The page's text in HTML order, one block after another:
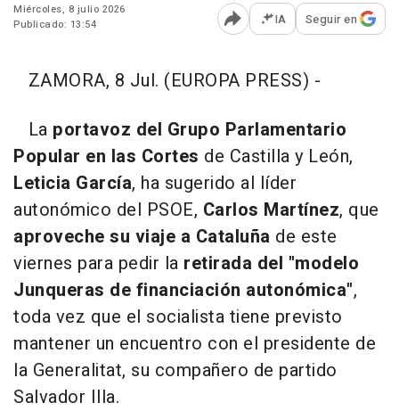
Miércoles, 8 julio 2026
Publicado: 13:54
Abrir opciones para
IA Seguir en
ZAMORA, 8 Jul. (EUROPA PRESS) -
La portavoz del Grupo Parlamentario
Popular en las Cortes de Castilla y León,
Leticia García, ha sugerido al líder
autonómico del PSOE, Carlos Martínez, que
aproveche su viaje a Cataluña de este
viernes para pedir la retirada del "modelo
Junqueras de financiación autonómica",
toda vez que el socialista tiene previsto
mantener un encuentro con el presidente de
la Generalitat, su compañero de partido
Salvador Illa.